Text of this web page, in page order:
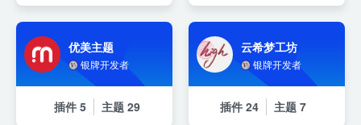
优美主题
银牌开发者
插件5 主题 29
云希梦工坊
银牌开发者
插件24 主题 7